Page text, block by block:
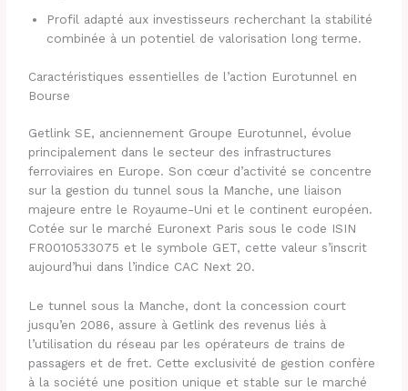
Profil adapté aux investisseurs recherchant la stabilité
combinée à un potentiel de valorisation long terme.
Caractéristiques essentielles de l’action Eurotunnel en
Bourse
Getlink SE, anciennement Groupe Eurotunnel, évolue
principalement dans le secteur des infrastructures
ferroviaires en Europe. Son cœur d’activité se concentre
sur la gestion du tunnel sous la Manche, une liaison
majeure entre le Royaume-Uni et le continent européen.
Cotée sur le marché Euronext Paris sous le code ISIN
FR0010533075 et le symbole GET, cette valeur s’inscrit
aujourd’hui dans l’indice CAC Next 20.
Le tunnel sous la Manche, dont la concession court
jusqu’en 2086, assure à Getlink des revenus liés à
l’utilisation du réseau par les opérateurs de trains de
passagers et de fret. Cette exclusivité de gestion confère
à la société une position unique et stable sur le marché